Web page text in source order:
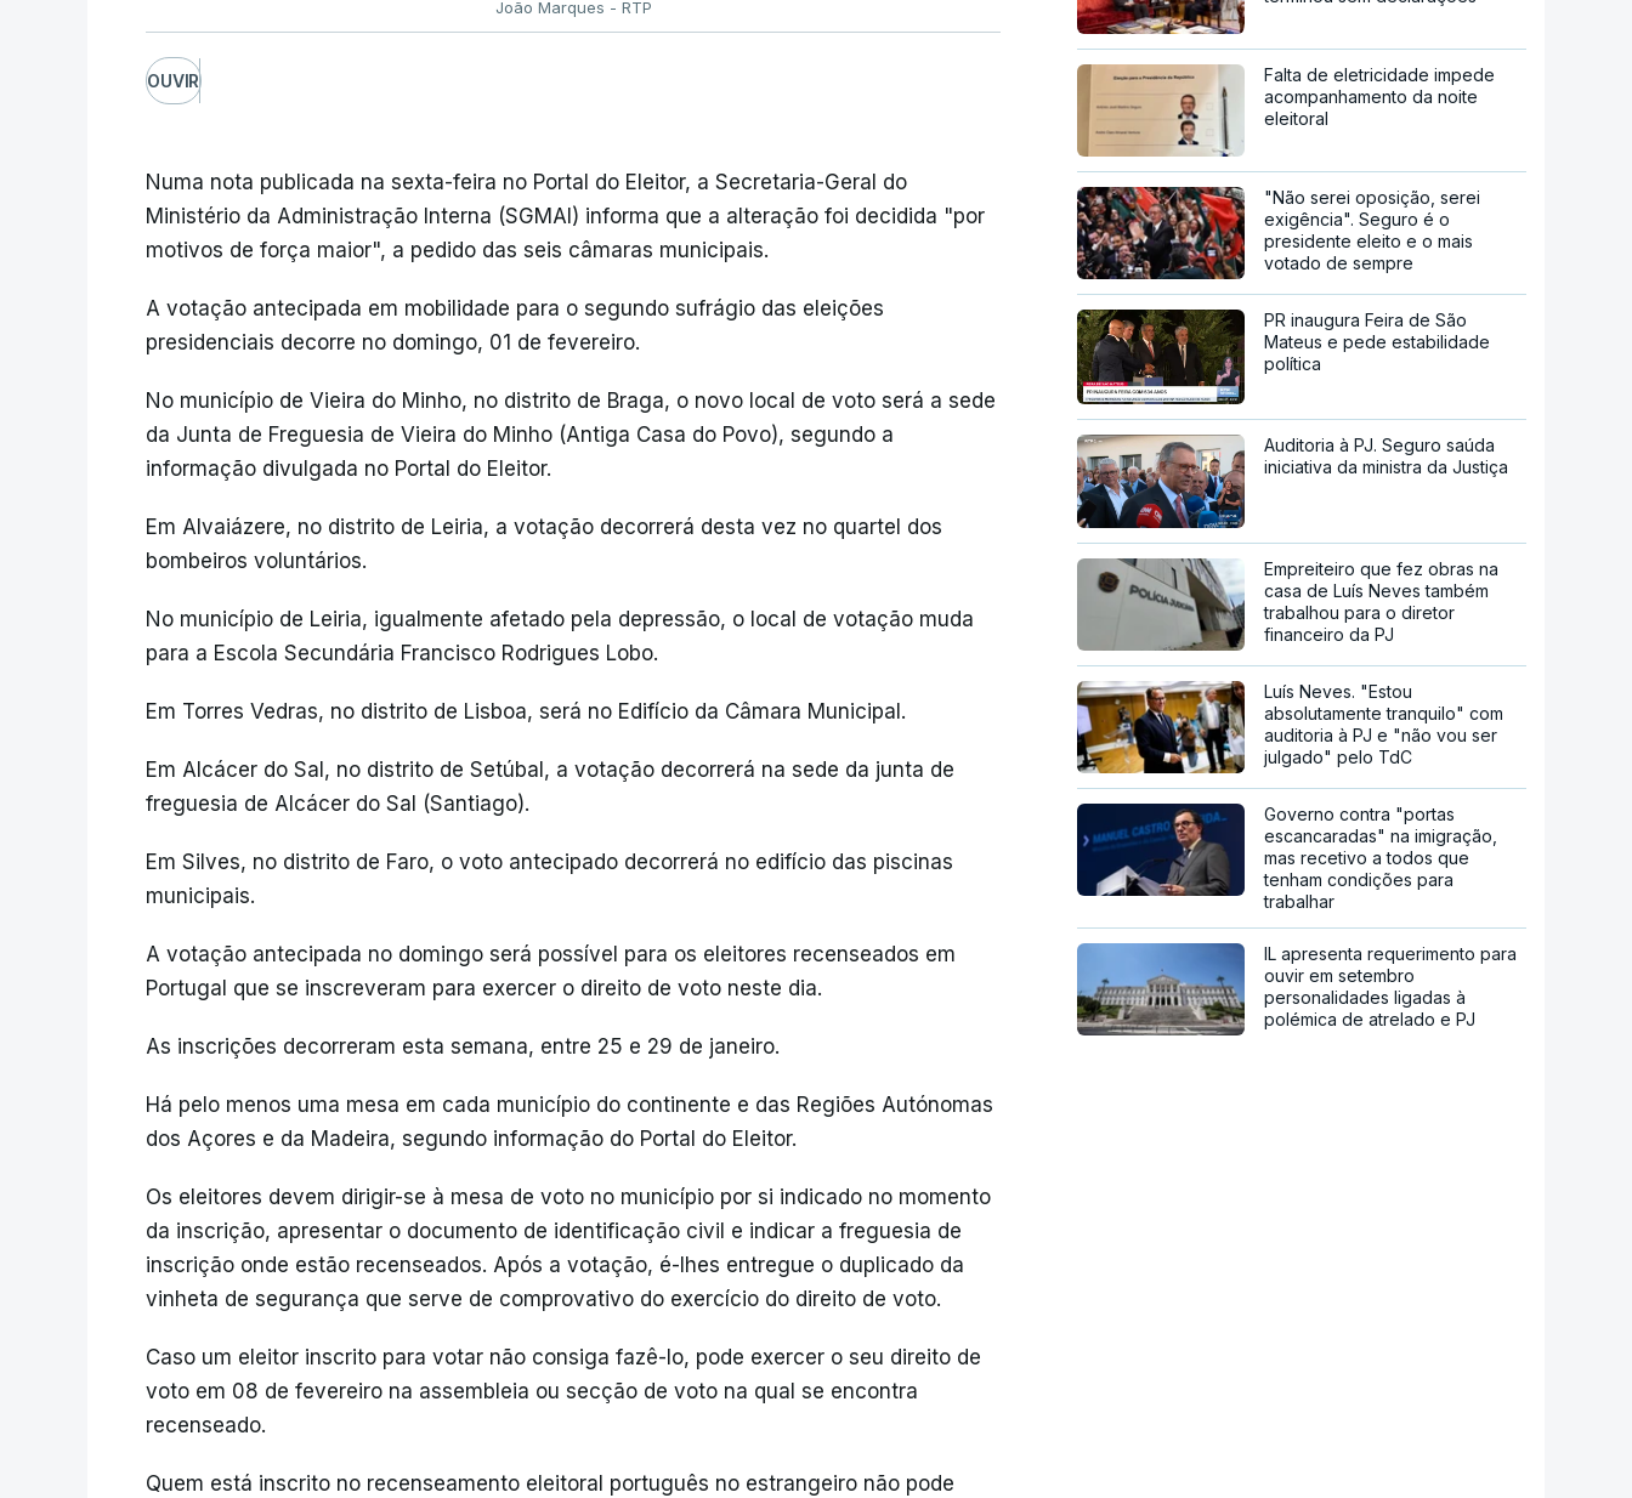
João Marques - RTP
OUVIR
Numa nota publicada na sexta-feira no Portal do Eleitor, a Secretaria-Geral do
Ministério da Administração Interna (SGMAI) informa que a alteração foi decidida "por
motivos de força maior", a pedido das seis câmaras municipais.
A votação antecipada em mobilidade para o segundo sufrágio das eleições
presidenciais decorre no domingo, 01 de fevereiro.
No município de Vieira do Minho, no distrito de Braga, o novo local de voto será a sede
da Junta de Freguesia de Vieira do Minho (Antiga Casa do Povo), segundo a
informação divulgada no Portal do Eleitor.
Em Alvaiázere, no distrito de Leiria, a votação decorrerá desta vez no quartel dos
bombeiros voluntários.
No município de Leiria, igualmente afetado pela depressão, o local de votação muda
para a Escola Secundária Francisco Rodrigues Lobo.
Em Torres Vedras, no distrito de Lisboa, será no Edifício da Câmara Municipal.
Em Alcácer do Sal, no distrito de Setúbal, a votação decorrerá na sede da junta de
freguesia de Alcácer do Sal (Santiago).
Em Silves, no distrito de Faro, o voto antecipado decorrerá no edifício das piscinas
municipais.
A votação antecipada no domingo será possível para os eleitores recenseados em
Portugal que se inscreveram para exercer o direito de voto neste dia.
As inscrições decorreram esta semana, entre 25 e 29 de janeiro.
Há pelo menos uma mesa em cada município do continente e das Regiões Autónomas
dos Açores e da Madeira, segundo informação do Portal do Eleitor.
Os eleitores devem dirigir-se à mesa de voto no município por si indicado no momento
da inscrição, apresentar o documento de identificação civil e indicar a freguesia de
inscrição onde estão recenseados. Após a votação, é-lhes entregue o duplicado da
vinheta de segurança que serve de comprovativo do exercício do direito de voto.
Caso um eleitor inscrito para votar não consiga fazê-lo, pode exercer o seu direito de
voto em 08 de fevereiro na assembleia ou secção de voto na qual se encontra
recenseado.
Quem está inscrito no recenseamento eleitoral português no estrangeiro não pode
Falta de eletricidade impede
acompanhamento da noite
eleitoral
"Não serei oposição, serei
exigência". Seguro é o
presidente eleito e o mais
votado de sempre
PR inaugura Feira de São
Mateus e pede estabilidade
política
Auditoria à PJ. Seguro saúda
iniciativa da ministra da Justiça
Empreiteiro que fez obras na
casa de Luís Neves também
trabalhou para o diretor
financeiro da PJ
Luís Neves. "Estou
absolutamente tranquilo" com
auditoria à PJ e "não vou ser
julgado" pelo TdC
Governo contra "portas
escancaradas" na imigração,
mas recetivo a todos que
tenham condições para
trabalhar
IL apresenta requerimento para
ouvir em setembro
personalidades ligadas à
polémica de atrelado e PJ